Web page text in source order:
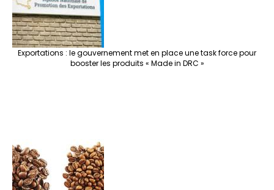
Exportations : le gouvernement met en place une task force pour
booster les produits « Made in DRC »